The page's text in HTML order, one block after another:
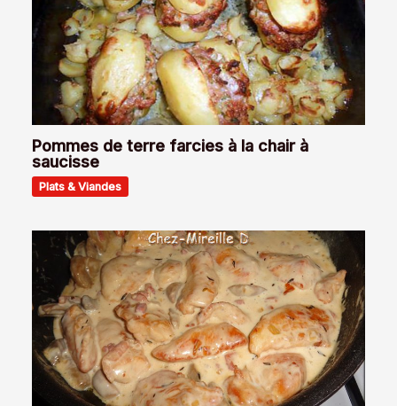
Pommes de terre farcies à la chair à
saucisse
Plats & Viandes